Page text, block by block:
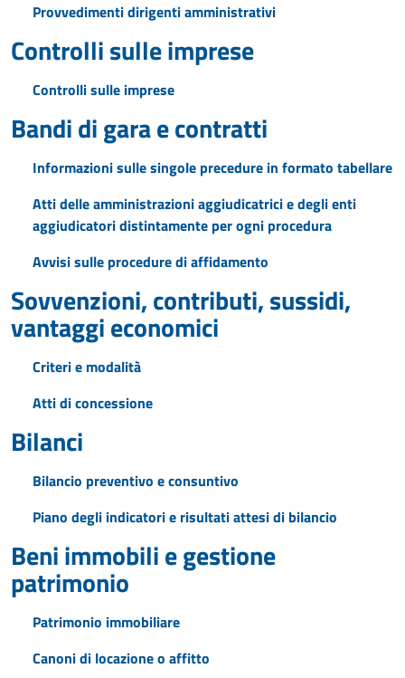
Provvedimenti dirigenti amministrativi
Controlli sulle imprese
Controlli sulle imprese
Bandi di gara e contratti
Informazioni sulle singole precedure in formato tabellare
Atti delle amministrazioni aggiudicatrici e degli enti
aggiudicatori distintamente per ogni procedura
Avvisi sulle procedure di affidamento
Sovvenzioni, contributi, sussidi,
vantaggi economici
Criteri e modalità
Atti di concessione
Bilanci
Bilancio preventivo e consuntivo
Piano degli indicatori e risultati attesi di bilancio
Beni immobili e gestione
patrimonio
Patrimonio immobiliare
Canoni di locazione o affitto